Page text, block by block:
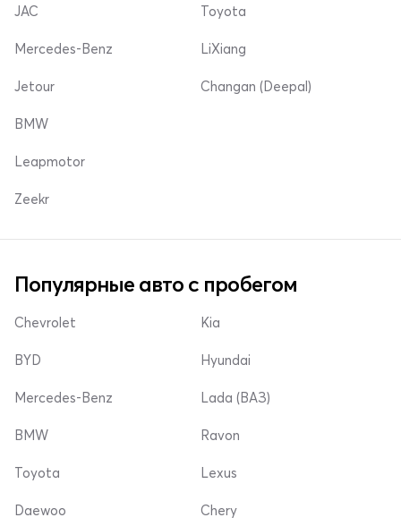
JAC
Mercedes-Benz
Jetour
Toyota
LiXiang
Changan (Deepal)
BMW
Leapmotor
Zeekr
Популярные авто с пробегом
Chevrolet
BYD
Mercedes-Benz
Kia
Hyundai
Lada (ВАЗ)
BMW
Toyota
Daewoo
Ravon
Lexus
Chery